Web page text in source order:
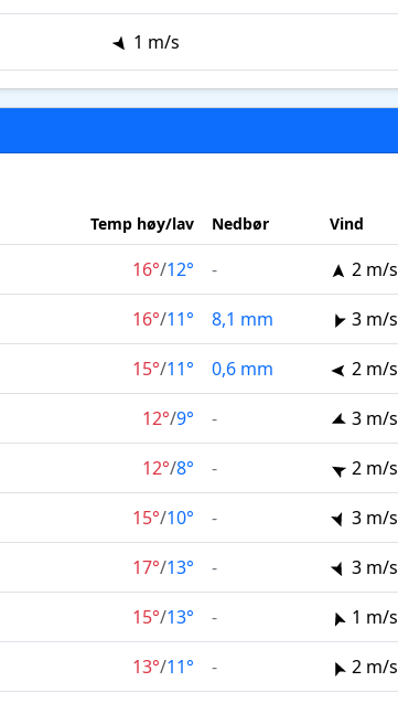
1 m/s
Temp høy/lav Nedbør Vind
16°/12° - 2 m/s
16°/11° 8,1 mm 3 m/s
15°/11° 0,6 mm 2 m/s
12°/9° - 3 m/s
12°/8° - 2 m/s
15°/10° - 3 m/s
17°/13° - 3 m/s
15°/13° - 1 m/s
13°/11° - 2 m/s